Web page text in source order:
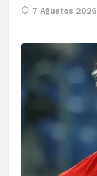
7 Ağustos 2026